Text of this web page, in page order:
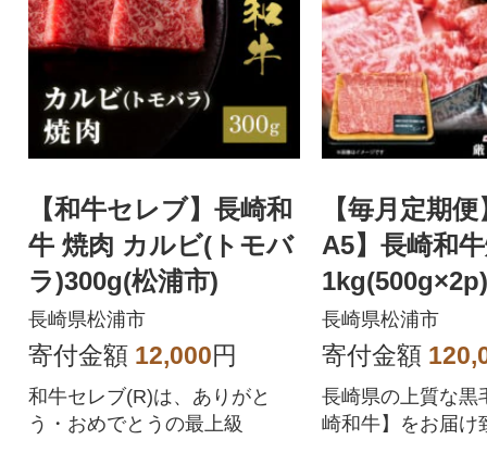
【和牛セレブ】長崎和
牛 焼肉 カルビ(トモバ
ラ)300g(松浦市)
長崎県松浦市
寄付金額 12,000円
和牛セレブ(R)は、ありがと
う・おめでとうの最上級
【毎月定期
A5】長崎和
全6回
長崎県松浦市
寄付金額
長崎県の上質な黒
崎和牛】をお届け